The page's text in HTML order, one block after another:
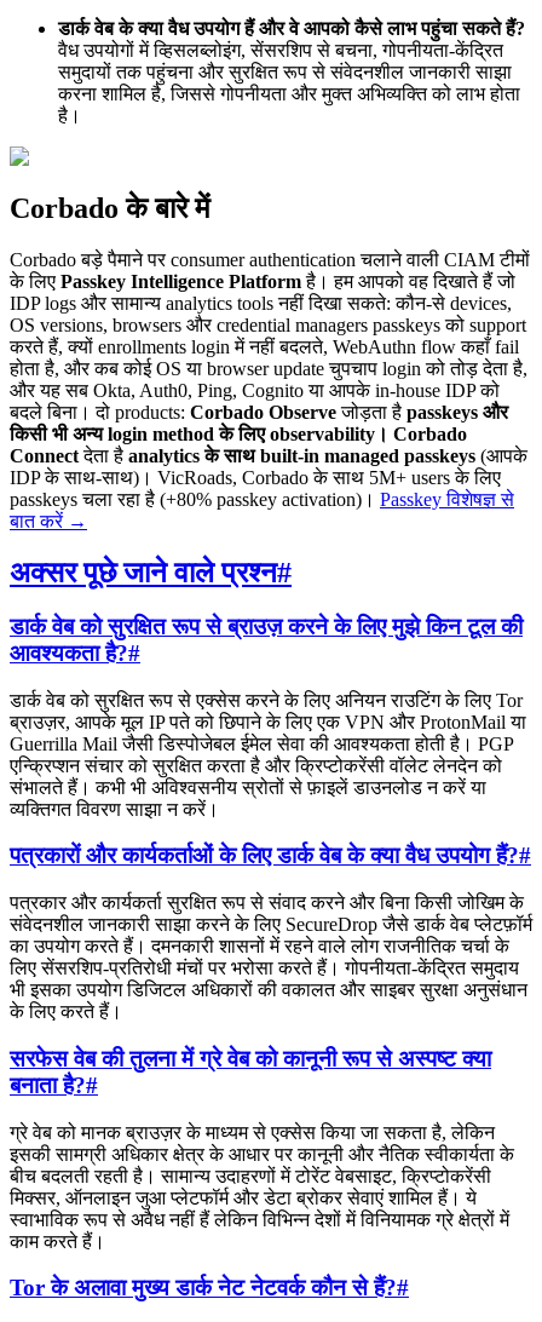
डार्क वेब के क्या वैध उपयोग हैं और वे आपको कैसे लाभ पहुंचा सकते हैं?
वैध उपयोगों में व्हिसलब्लोइंग, सेंसरशिप से बचना, गोपनीयता-केंद्रित
समुदायों तक पहुंचना और सुरक्षित रूप से संवेदनशील जानकारी साझा
करना शामिल है, जिससे गोपनीयता और मुक्त अभिव्यक्ति को लाभ होता
है।
Corbado के बारे में
Corbado बड़े पैमाने पर consumer authentication चलाने वाली CIAM टीमों
के लिए Passkey Intelligence Platformहै। हम आपको वह दिखाते हैं जो
IDP logs और सामान्य analytics tools नहीं दिखा सकते: कौन-से devices,
OS versions, browsers और credential managers passkeys को support
करते हैं, क्यों enrollments login में नहीं बदलते, WebAuthn flow कहाँ fail
होता है, और कब कोई OS या browser update चुपचाप login को तोड़ देता है,
और यह सब Okta, Auth0, Ping, Cognito या आपके in-house IDP को
बदले बिना। दो products: Corbado Observeजोड़ता है passkeys और
किसी भी अन्य login method के लिए observability। Corbado
Connectदेता है analytics के साथ built-in managed passkeys (आपके
IDP के साथ-साथ)। VicRoads, Corbado के साथ 5M+ users के लिए
passkeys चला रहा है (+80% passkey activation)। Passkey विशेषज्ञ से
बात करें→
अक्सर पूछे जाने वाले प्रश्न#
डार्क वेब को सुरक्षित रूप से ब्राउज़ करने के लिए मुझे किन टूल की
आवश्यकता है?#
डार्क वेब को सुरक्षित रूप से एक्सेस करने के लिए अनियन राउटिंग के लिए Tor
ब्राउज़र, आपके मूल IP पते को छिपाने के लिए एक VPN और ProtonMail या
Guerrilla Mail जैसी डिस्पोजेबल ईमेल सेवा की आवश्यकता होती है। PGP
एन्क्रिप्शन संचार को सुरक्षित करता है और क्रिप्टोकरेंसी वॉलेट लेनदेन को
संभालते हैं। कभी भी अविश्वसनीय स्रोतों से फ़ाइलें डाउनलोड न करें या
व्यक्तिगत विवरण साझा न करें।
पत्रकारों और कार्यकर्ताओं के लिए डार्क वेब के क्या वैध उपयोग हैं?#
पत्रकार और कार्यकर्ता सुरक्षित रूप से संवाद करने और बिना किसी जोखिम के
संवेदनशील जानकारी साझा करने के लिए SecureDrop जैसे डार्क वेब प्लेटफ़ॉर्म
का उपयोग करते हैं। दमनकारी शासनों में रहने वाले लोग राजनीतिक चर्चा के
लिए सेंसरशिप-प्रतिरोधी मंचों पर भरोसा करते हैं। गोपनीयता-केंद्रित समुदाय
भी इसका उपयोग डिजिटल अधिकारों की वकालत और साइबर सुरक्षा अनुसंधान
के लिए करते हैं।
सरफेस वेब की तुलना में ग्रे वेब को कानूनी रूप से अस्पष्ट क्या
बनाता है?#
ग्रे वेब को मानक ब्राउज़र के माध्यम से एक्सेस किया जा सकता है, लेकिन
इसकी सामग्री अधिकार क्षेत्र के आधार पर कानूनी और नैतिक स्वीकार्यता के
बीच बदलती रहती है। सामान्य उदाहरणों में टोरेंट वेबसाइट, क्रिप्टोकरेंसी
मिक्सर, ऑनलाइन जुआ प्लेटफॉर्म और डेटा ब्रोकर सेवाएं शामिल हैं। ये
स्वाभाविक रूप से अवैध नहीं हैं लेकिन विभिन्न देशों में विनियामक ग्रे क्षेत्रों में
काम करते हैं।
Tor के अलावा मुख्य डार्क नेट नेटवर्क कौन से हैं?#